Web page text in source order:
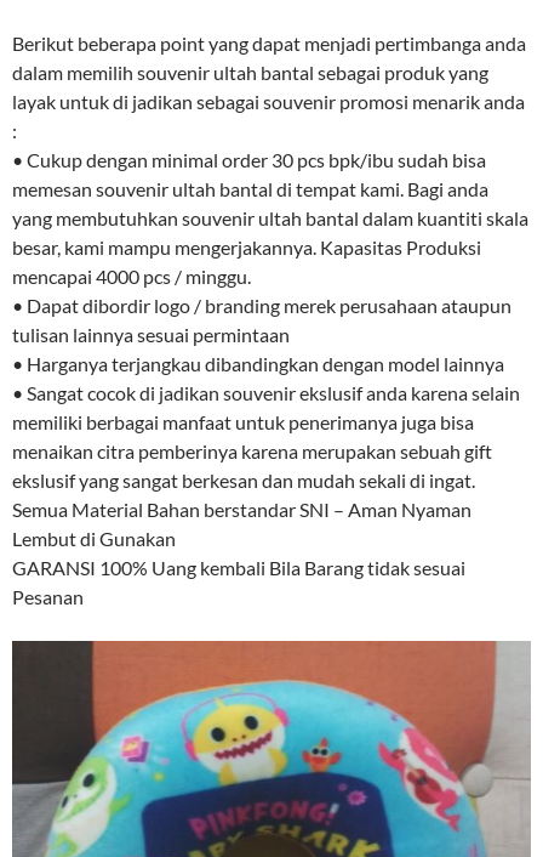
Berikut beberapa point yang dapat menjadi pertimbanga anda
dalam memilih souvenir ultah bantal sebagai produk yang
layak untuk di jadikan sebagai souvenir promosi menarik anda
:
• Cukup dengan minimal order 30 pcs bpk/ibu sudah bisa
memesan souvenir ultah bantal di tempat kami. Bagi anda
yang membutuhkan souvenir ultah bantal dalam kuantiti skala
besar, kami mampu mengerjakannya. Kapasitas Produksi
mencapai 4000 pcs / minggu.
• Dapat dibordir logo / branding merek perusahaan ataupun
tulisan lainnya sesuai permintaan
• Harganya terjangkau dibandingkan dengan model lainnya
• Sangat cocok di jadikan souvenir ekslusif anda karena selain
memiliki berbagai manfaat untuk penerimanya juga bisa
menaikan citra pemberinya karena merupakan sebuah gift
ekslusif yang sangat berkesan dan mudah sekali di ingat.
Semua Material Bahan berstandar SNI – Aman Nyaman
Lembut di Gunakan
GARANSI 100% Uang kembali Bila Barang tidak sesuai
Pesanan